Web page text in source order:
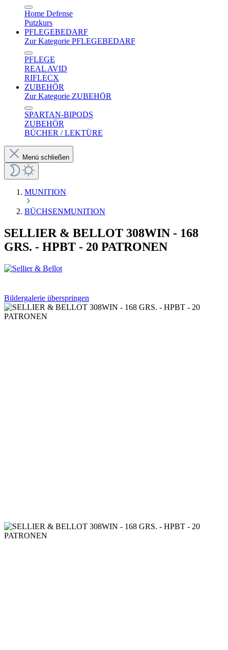
Home Defense
Putzkurs
PFLEGEBEDARF
Zur Kategorie PFLEGEBEDARF
PFLEGE
REAL AVID
RIFLECX
ZUBEHÖR
Zur Kategorie ZUBEHÖR
SPARTAN-BIPODS
ZUBEHÖR
BÜCHER / LEKTÜRE
Menü schließen
MUNITION
BÜCHSENMUNITION
SELLIER & BELLOT 308WIN - 168
GRS. - HPBT - 20 PATRONEN
Bildergalerie überspringen